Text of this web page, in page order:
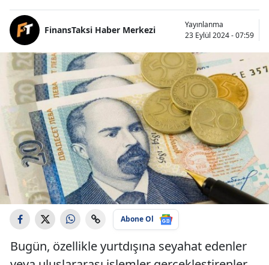
FinansTaksi Haber Merkezi
Yayınlanma
23 Eylül 2024 - 07:59
Abone Ol
Bugün, özellikle yurtdışına seyahat edenler